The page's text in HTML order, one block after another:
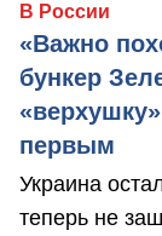
В России
«Важно
бункер
первым
Украина
теперь не